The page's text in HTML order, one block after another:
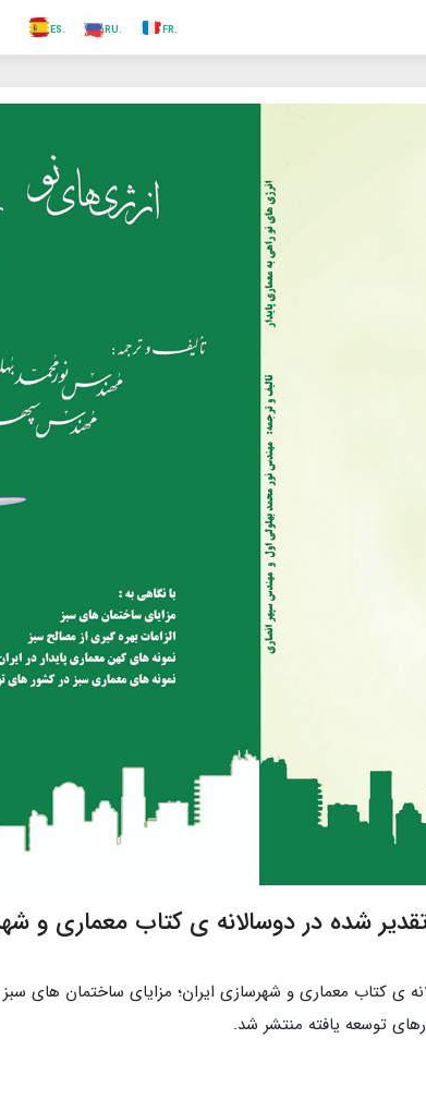
.RU
.ES
.TR
شده در دوسالانه ی کتاب معماری و
ی کتاب معماری و شهرسازی ایران؛ مزایای ساختمان های
توسعه یافته منتشر شد.